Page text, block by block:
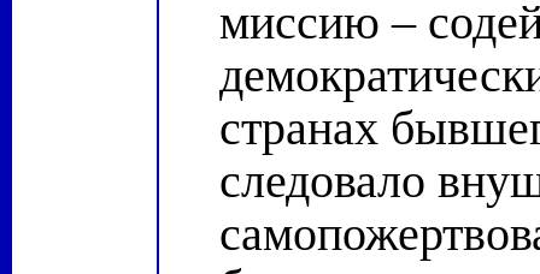
миссию –
странах
следовало